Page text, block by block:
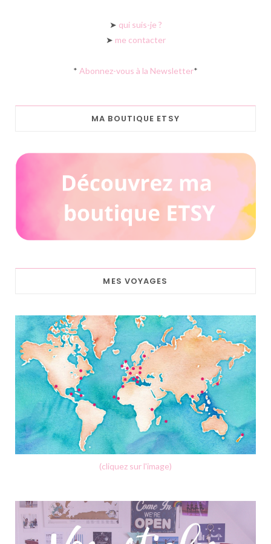
➤ qui suis-je ?
➤ me contacter
* Abonnez-vous à la Newsletter*
MA BOUTIQUE ETSY
MES VOYAGES
(cliquez sur l'image)